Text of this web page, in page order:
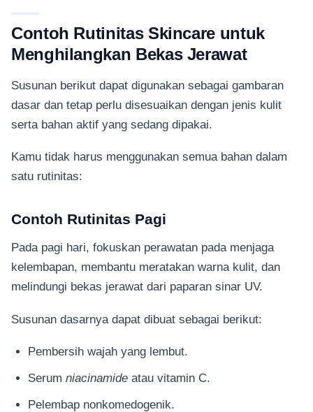
Contoh Rutinitas Skincare untuk
Menghilangkan Bekas Jerawat
Susunan berikut dapat digunakan sebagai gambaran
dasar dan tetap perlu disesuaikan dengan jenis kulit
serta bahan aktif yang sedang dipakai.
Kamu tidak harus menggunakan semua bahan dalam
satu rutinitas:
Contoh Rutinitas Pagi
Pada pagi hari, fokuskan perawatan pada menjaga
kelembapan, membantu meratakan warna kulit, dan
melindungi bekas jerawat dari paparan sinar UV.
Susunan dasarnya dapat dibuat sebagai berikut:
Pembersih wajah yang lembut.
Serum niacinamide atau vitamin C.
Pelembap nonkomedogenik.